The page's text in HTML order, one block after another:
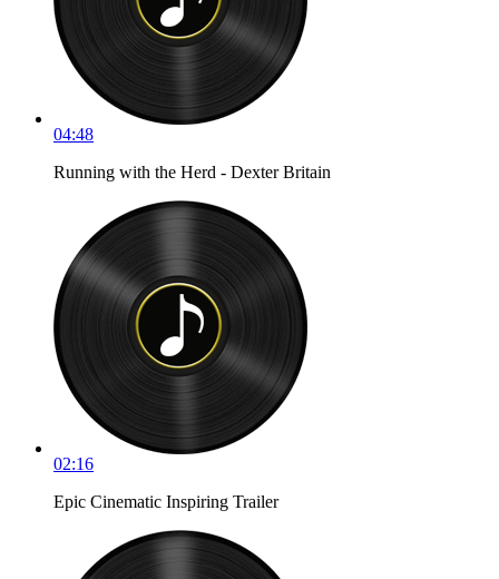
04:48
Running with the Herd - Dexter Britain
02:16
Epic Cinematic Inspiring Trailer